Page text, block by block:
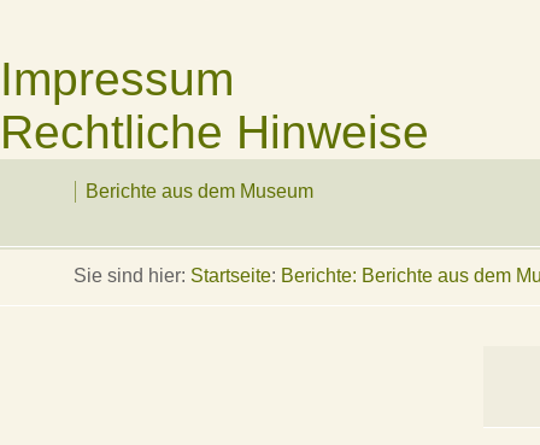
Impressum
Rechtliche Hinweise
Berichte aus dem Museum
Sie sind hier: Startseite: Berichte: Berichte aus dem